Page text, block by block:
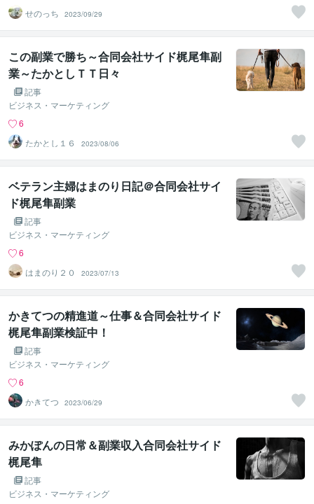
せのっち
2023/09/29
この副業で勝ち～合同会社サイド梶尾隼副
業～たかとしＴＴ日々
記事
ビジネス・マーケティング
6
たかとし１６
2023/08/06
ベテラン主婦はまのり日記＠合同会社サイ
ド梶尾隼副業
記事
ビジネス・マーケティング
6
はまのり２０
2023/07/13
かきてつの精進道～仕事＆合同会社サイド
梶尾隼副業検証中！
記事
ビジネス・マーケティング
6
かきてつ
2023/06/29
みかぽんの日常＆副業収入合同会社サイド
梶尾隼
記事
ビジネス・マーケティング